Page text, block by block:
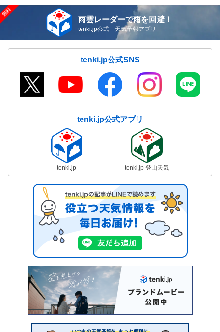
雨雲レーダーで雨を回避！
tenki.jp公式 天気予報アプリ
tenki.jp公式SNS
tenki.jp公式アプリ
tenki.jp tenki.jp 登山天気